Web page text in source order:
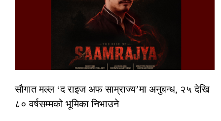
सौगात मल्ल ‘द राइज अफ साम्राज्य’मा अनुबन्ध, २५ देखि
८० वर्षसम्मको भूमिका निभाउने